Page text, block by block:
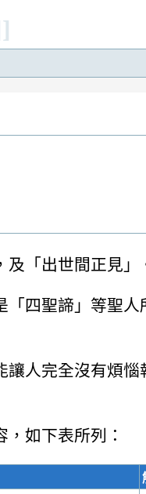
「出世間正見」
四聖諦」等聖
人完全沒有煩
，如下表所列：